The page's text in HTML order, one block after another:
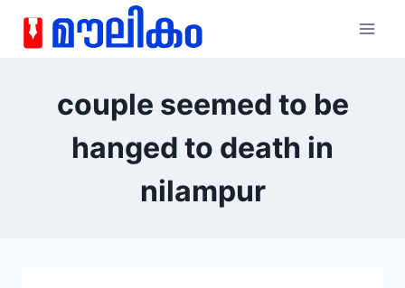
couple seemed to be
hanged to death in
nilampur